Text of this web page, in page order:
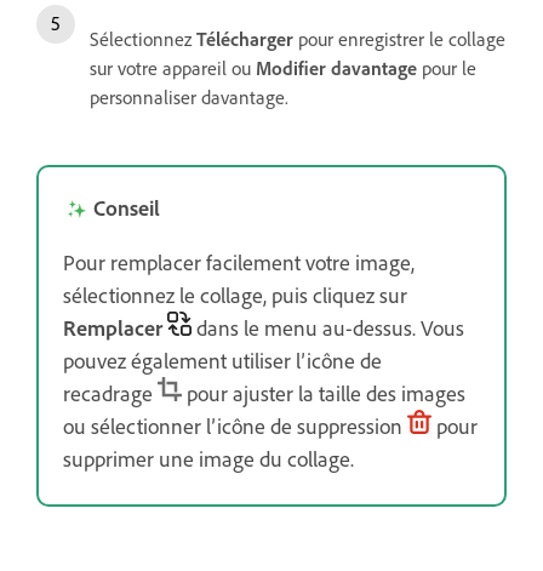
SélectionnezTélécharger pour enregistrer le collage
sur votre appareil ou Modifier davantage pour le
personnaliser davantage.
Conseil
Pour remplacer facilement votre image,
sélectionnez le collage, puis cliquez sur
Remplacer
dans le menu au-dessus. Vous
pouvez également utiliser l’icône de
recadrage
pour ajuster la taille des images
ou sélectionner l’icône de suppression
pour
supprimer une image du collage.